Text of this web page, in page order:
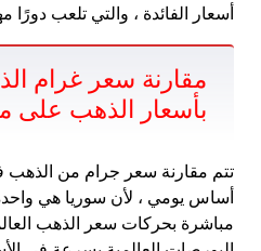
أسعار الفائدة ، والتي تلعب
مقارنة سعر غرام
بأسعار الذهب على
تتم مقارنة سعر جرام من الذهب
أساس يومي ، لأن سوريا هي واحدة
مباشرة بحركات سعر الذهب